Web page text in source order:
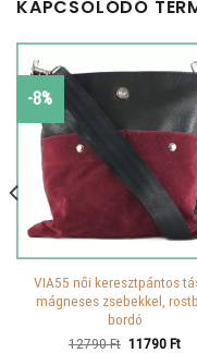
KAPCSOLÓDÓ
-8%
VIA55 női keresztpántos
mágneses zsebekkel,
bordó
12790Ft Original
11790Ft